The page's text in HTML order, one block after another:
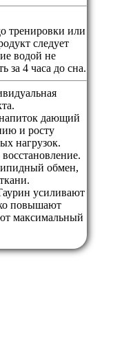
тренировки или
следует
водой не
за 4 часа до сна.
дающий
и росту
нагрузок.
обмен,
усиливают
повышают
максимальный